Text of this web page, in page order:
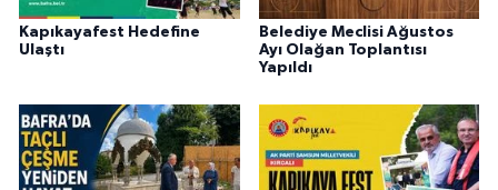
Kapıkayafest Hedefine
Ulaştı
Belediye Meclisi Ağustos
Ayı Olağan Toplantısı
Yapıldı